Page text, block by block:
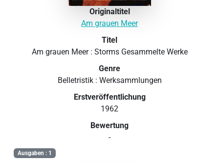
Originaltitel
Am grauen Meer
Titel
Am grauen Meer : Storms Gesammelte Werke
Genre
Belletristik : Werksammlungen
Erstveröffentlichung
1962
Bewertung
-
Ausgaben : 1